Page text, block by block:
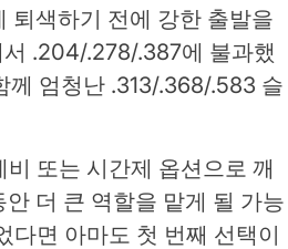
퇴색하기 전에 강한 출발을
.204/.278/.387에 불과했
께 엄청난 .313/.368/.583 슬
또는 시간제 옵션으로 깨
더 큰 역할을 맡게 될 가능
다면 아마도 첫 번째 선택이